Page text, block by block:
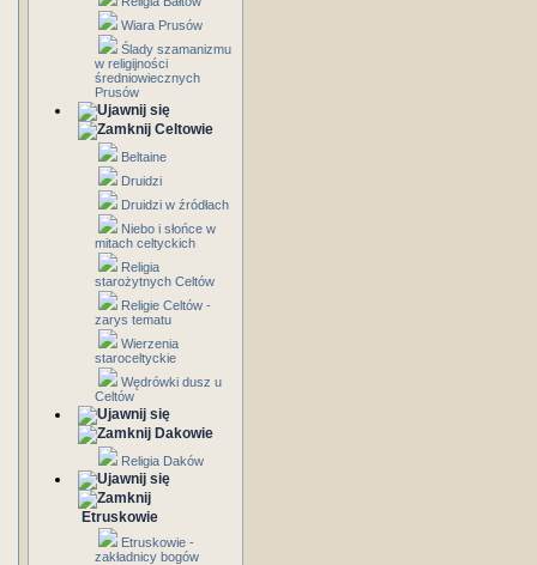
Wiara Prusów
Ślady szamanizmu
w religijności
średniowiecznych
Prusów
Celtowie
Beltaine
Druidzi
Druidzi w źródłach
Niebo i słońce w
mitach celtyckich
Religia
starożytnych Celtów
Religie Celtów -
zarys tematu
Wierzenia
staroceltyckie
Wędrówki dusz u
Celtów
Dakowie
Religia Daków
Etruskowie
Etruskowie -
zakładnicy bogów